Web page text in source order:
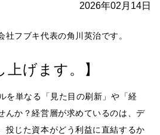
2026年02月14日
社フブキ代表の角川英治です。
上げます。】
を単なる「見た目の刷新」や「経
んか？経営層が求めているのは、デ
投じた資本がどう利益に直結するか